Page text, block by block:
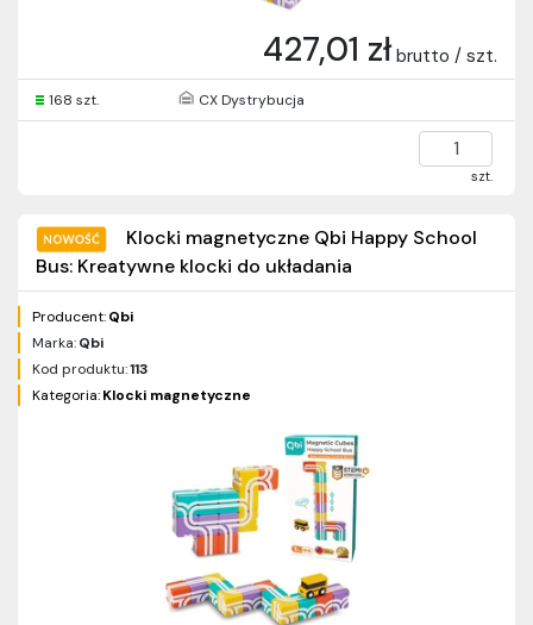
427,01 zł brutto / szt.
168 szt. CX Dystrybucja
szt.
Klocki magnetyczne Qbi Happy School
Bus: Kreatywne klocki do układania
Producent:Qbi
Marka:Qbi
Kod produktu:113
Kategoria:Klocki magnetyczne